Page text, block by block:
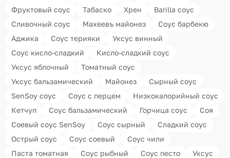
Фруктовый соус
Табаско Хрен
Barilla соус
Сливочный соус
Махеевъ майонез
Соус барбекю
Аджика
Соус терияки
Уксус винный
Соус кисло-сладкий
Кисло-сладкий соус
Уксус яблочный
Томатный соус
Уксус бальзамический
Майонез
Сырный соус
SenSoy соус
Соус с перцем
Низкокалорийный соус
Кетчуп
Соус бальзамический Горчица соус
Соя
Соевый соус SenSoy
Соус сырный
Сладкий соус
Острый соус
Соус соевый
Соус чили
Паста томатная
Соус рыбный Соус песто Уксус